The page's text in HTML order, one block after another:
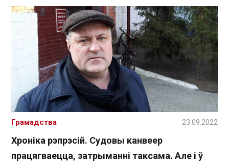
Хроніка рэпрэсій. Судовы канвеер
працягваецца, затрыманні таксама. Але і ў
Грамадства 23.09.2022